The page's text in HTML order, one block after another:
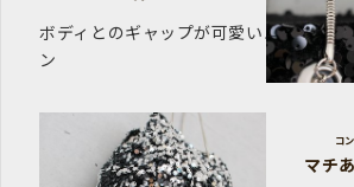
ボディとのギャップが可愛いハンドルデ
ン
コ
マチ